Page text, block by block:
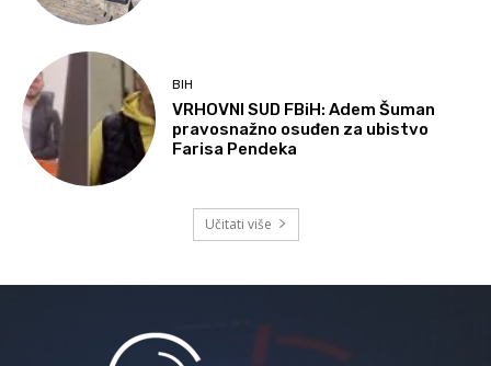
BIH
VRHOVNI SUD FBiH: Adem Šuman
pravosnažno osuđen za ubistvo
Farisa Pendeka
Učitati više